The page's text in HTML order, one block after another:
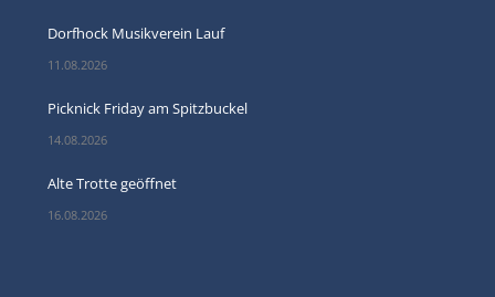
Dorfhock Musikverein Lauf
11.08.2026
Picknick Friday am Spitzbuckel
14.08.2026
Alte Trotte geöffnet
16.08.2026